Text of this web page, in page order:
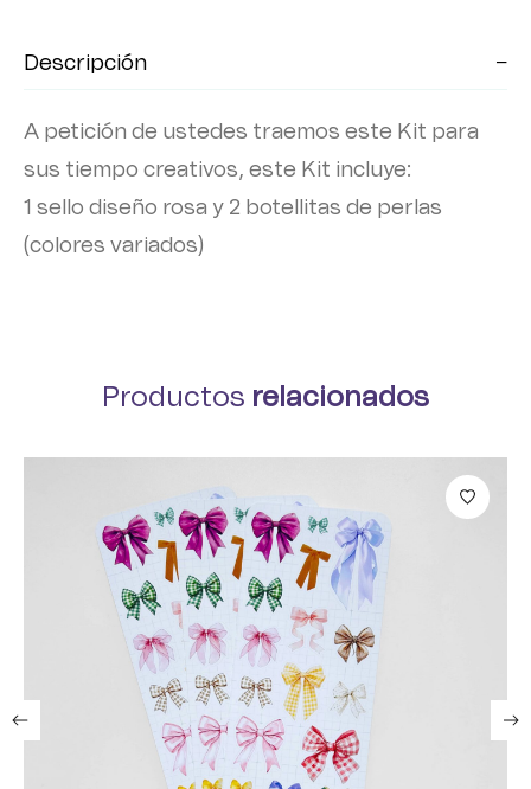
Descripción
A petición de ustedes traemos este Kit para
sus tiempo creativos, este Kit incluye:
1 sello diseño rosa y 2 botellitas de perlas
(colores variados)
Productos relacionados